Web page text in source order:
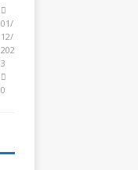
01/
12/
202
3
0